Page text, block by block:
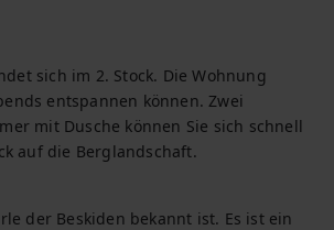
sich im 2. Stock. Die Wohnung
entspannen können. Zwei
mit Dusche können Sie sich schnell
auf die Berglandschaft.
der Beskiden bekannt ist. Es ist ein